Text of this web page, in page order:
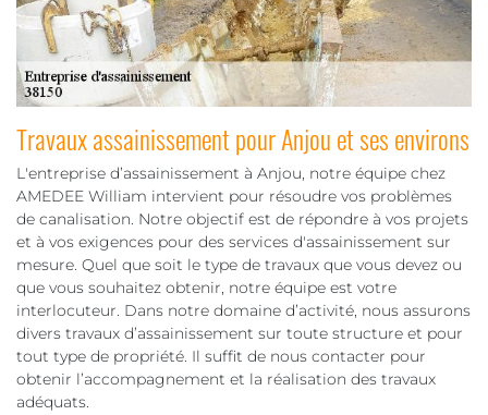
Travaux assainissement pour Anjou et ses environs
L'entreprise d’assainissement à Anjou, notre équipe chez
AMEDEE William intervient pour résoudre vos problèmes
de canalisation. Notre objectif est de répondre à vos projets
et à vos exigences pour des services d'assainissement sur
mesure. Quel que soit le type de travaux que vous devez ou
que vous souhaitez obtenir, notre équipe est votre
interlocuteur. Dans notre domaine d’activité, nous assurons
divers travaux d’assainissement sur toute structure et pour
tout type de propriété. Il suffit de nous contacter pour
obtenir l’accompagnement et la réalisation des travaux
adéquats.